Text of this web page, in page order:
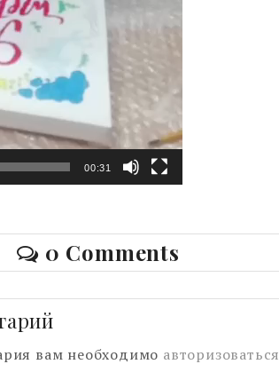
00:31
0 Comments
вам необходимо авторизоваться